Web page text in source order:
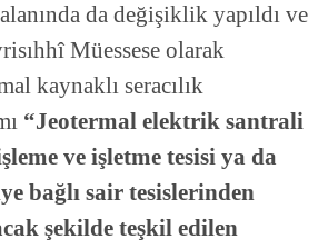
da değişiklik yapıldı ve
Müessese olarak
kaynaklı seracılık
“Jeotermal elektrik santrali
ve işletme tesisi ya da
bağlı sair tesislerinden
şekilde teşkil edilen